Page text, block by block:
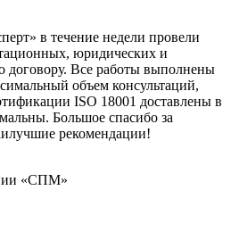
в течение недели провели
юридических и
договору. Все работы выполнены
объем консультаций,
ISO 18001 доставлены в
Большое спасибо за
рекомендации!
«СПМ»